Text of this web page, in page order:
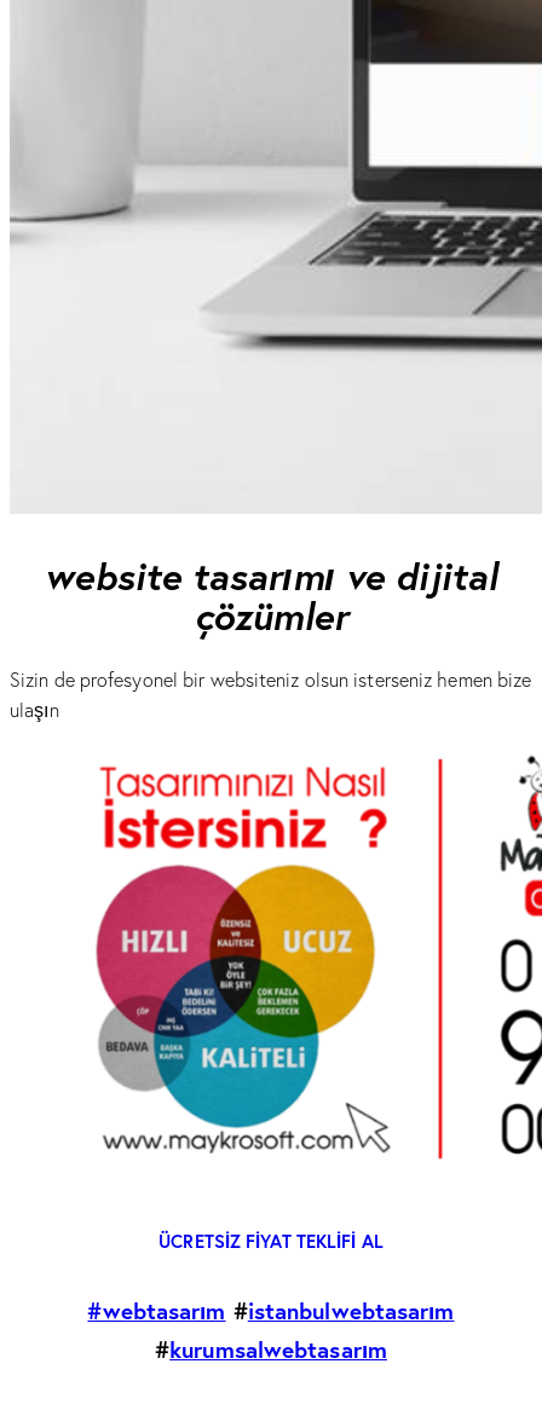
website tasarımı ve dijital
çözümler
Sizin de profesyonel bir websiteniz olsun isterseniz hemen bize
ulaşın
ÜCRETSIZ FIYAT TEKLIFI AL
#webtasarım #istanbulwebtasarım
#kurumsalwebtasarım